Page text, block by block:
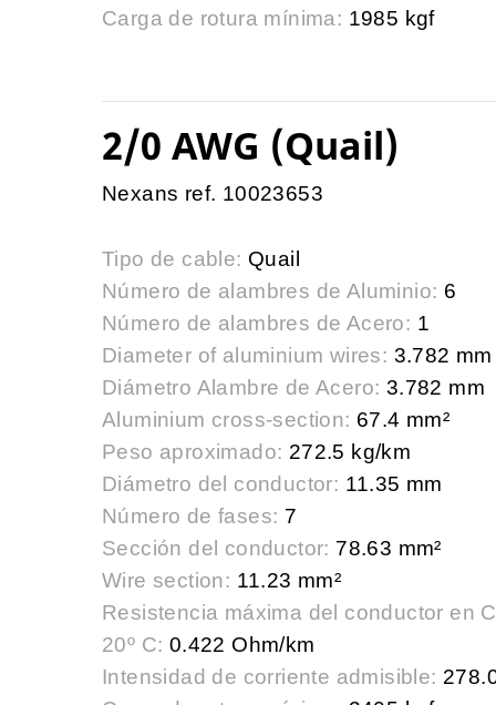
Carga de rotura mínima: 1985 kgf
2/0 AWG (Quail)
Nexans ref. 10023653
Tipo de cable: Quail
Número de alambres de Aluminio: 6
Número de alambres de Acero: 1
Diameter of aluminium wires: 3.782 mm
Diámetro Alambre de Acero: 3.782 mm
Aluminium cross-section: 67.4 mm²
Peso aproximado: 272.5 kg/km
Diámetro del conductor: 11.35 mm
Número de fases: 7
Sección del conductor: 78.63 mm²
Wire section: 11.23 mm²
Resistencia máxima del conductor en
20º C: 0.422 Ohm/km
Intensidad de corriente admisible: